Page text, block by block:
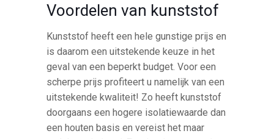
Voordelen van kunststof
Kunststof heeft een hele gunstige prijs en
is daarom een uitstekende keuze in het
geval van een beperkt budget. Voor een
scherpe prijs profiteert u namelijk van een
uitstekende kwaliteit! Zo heeft kunststof
doorgaans een hogere isolatiewaarde dan
een houten basis en vereist het maar